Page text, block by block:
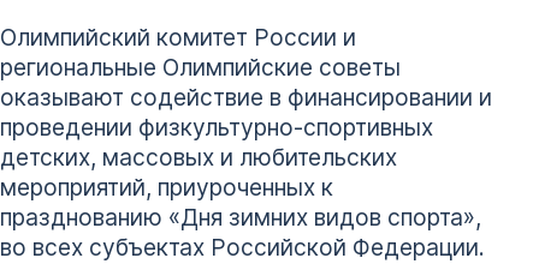
Олимпийский комитет России и
региональные Олимпийские советы
оказывают содействие в финансировании и
проведении физкультурно-спортивных
детских, массовых и любительских
мероприятий, приуроченных к
празднованию «Дня зимних видов спорта»,
во всех субъектах Российской Федерации.